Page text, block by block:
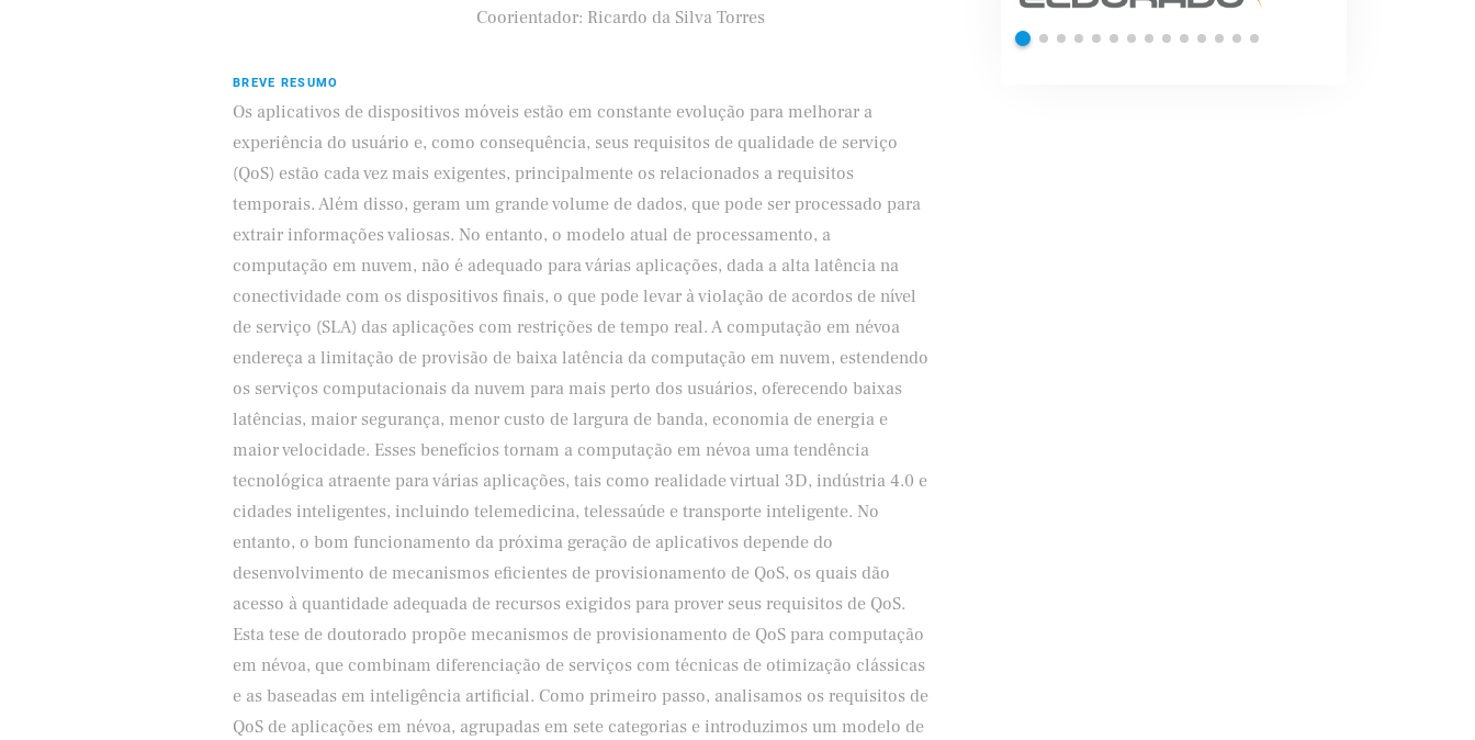
Coorientador: Ricardo da Silva Torres
BREVE RESUMO
Os aplicativos de dispositivos móveis estão em constante evolução para melhorar a
experiência do usuário e, como consequência, seus requisitos de qualidade de serviço
(QoS) estão cada vez mais exigentes, principalmente os relacionados a requisitos
temporais. Além disso, geram um grande volume de dados, que pode ser processado para
extrair informações valiosas. No entanto, o modelo atual de processamento, a
computação em nuvem, não é adequado para várias aplicações, dada a alta latência na
conectividade com os dispositivos finais, o que pode levar à violação de acordos de nível
de serviço (SLA) das aplicações com restrições de tempo real. A computação em névoa
endereça a limitação de provisão de baixa latência da computação em nuvem, estendendo
os serviços computacionais da nuvem para mais perto dos usuários, oferecendo baixas
latências, maior segurança, menor custo de largura de banda, economia de energia e
maior velocidade. Esses benefícios tornam a computação em névoa uma tendência
tecnológica atraente para várias aplicações, tais como realidade virtual 3D, indústria 4.0 e
cidades inteligentes, incluindo telemedicina, telessaúde e transporte inteligente. No
entanto, o bom funcionamento da próxima geração de aplicativos depende do
desenvolvimento de mecanismos eficientes de provisionamento de QoS, os quais dão
acesso à quantidade adequada de recursos exigidos para prover seus requisitos de QoS.
Esta tese de doutorado propõe mecanismos de provisionamento de QoS para computação
em névoa, que combinam diferenciação de serviços com técnicas de otimização clássicas
e as baseadas em inteligência artificial. Como primeiro passo, analisamos os requisitos de
QoS de aplicações em névoa, agrupadas em sete categorias e introduzimos um modelo de